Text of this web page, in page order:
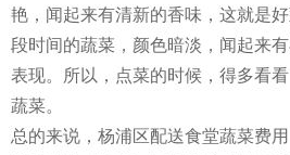
艳，闻起来有清新的香味，这就是
段时间的蔬菜，颜色暗淡，闻起来
表现。所以，点菜的时候，得多看
蔬菜。
总的来说，杨浦区配送食堂蔬菜费